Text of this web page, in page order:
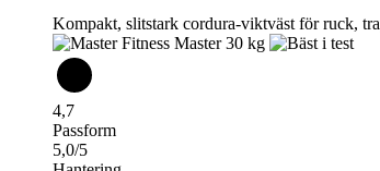
Kompakt, slitstark cordura-viktväst för ruck,
4,7
Passform
5,0/5